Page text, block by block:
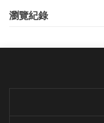
瀏覽紀錄